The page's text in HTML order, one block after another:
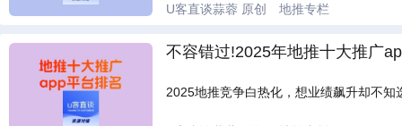
U客直谈蒜蓉 原创 地推专栏
不容错过!2025年地推十大推广
2025地推竞争白热化，想业绩飙升却不